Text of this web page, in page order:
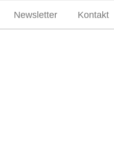
Newsletter Kontakt